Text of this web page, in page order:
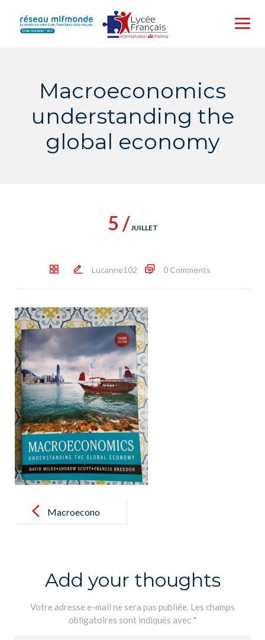
content
Macroeconomics
understanding the
global economy
5 /JUILLET
Lucanne102 0 Comments
navigationMacroecono
economy
Add your thoughts
Votre adresse e-mail ne sera pas publiée. Les champs
obligatoires sont indiqués avec *